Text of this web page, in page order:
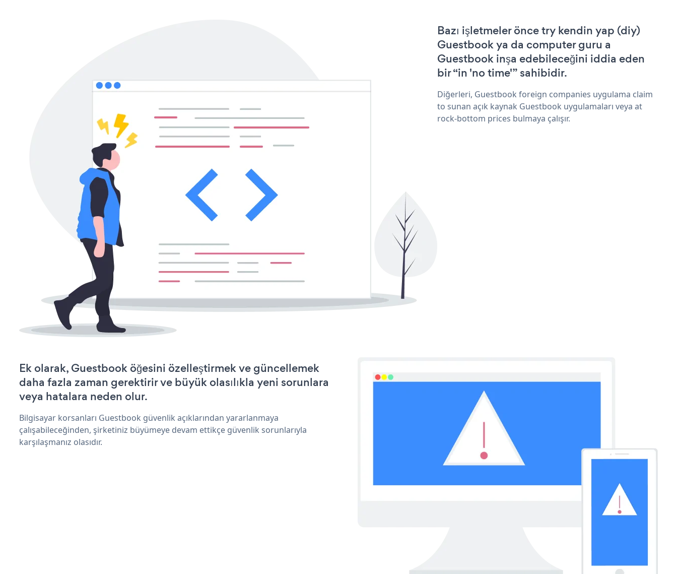
Bazı işletmeler önce try kendin yap (diy)
Guestbook ya da computer guru a
Guestbook inşa edebileceğini iddia eden
bir “in 'no time'” sahibidir.
Diğerleri, Guestbook foreign companies uygulama claim
to sunan açık kaynak Guestbook uygulamaları veya at
rock-bottom prices bulmaya çalışır.
Ek olarak, Guestbook öğesini özelleştirmek ve güncellemek
daha fazla zaman gerektirir ve büyük olasılıkla yeni sorunlara
veya hatalara neden olur.
Bilgisayar korsanları Guestbook güvenlik açıklarından yararlanmaya
çalışabileceğinden, şirketiniz büyümeye devam ettikçe güvenlik sorunlarıyla
karşılaşmanız olasıdır.